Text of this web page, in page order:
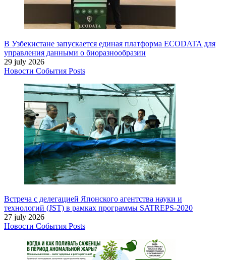
В Узбекистане запускается единая платформа ECODATA для
управления данными о биоразнообразии
29 july 2026
Новости События Posts
Встреча с делегацией Японского агентства науки и
технологий (JST) в рамках программы SATREPS-2020
27 july 2026
Новости События Posts